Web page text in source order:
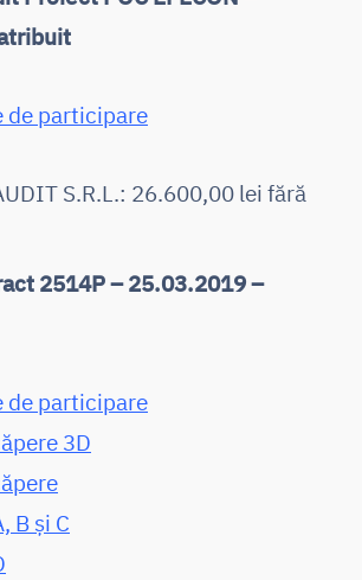
de participare
S.R.L.: 26.600,00 lei fără
2514P – 25.03.2019 –
de participare
3D
B și C